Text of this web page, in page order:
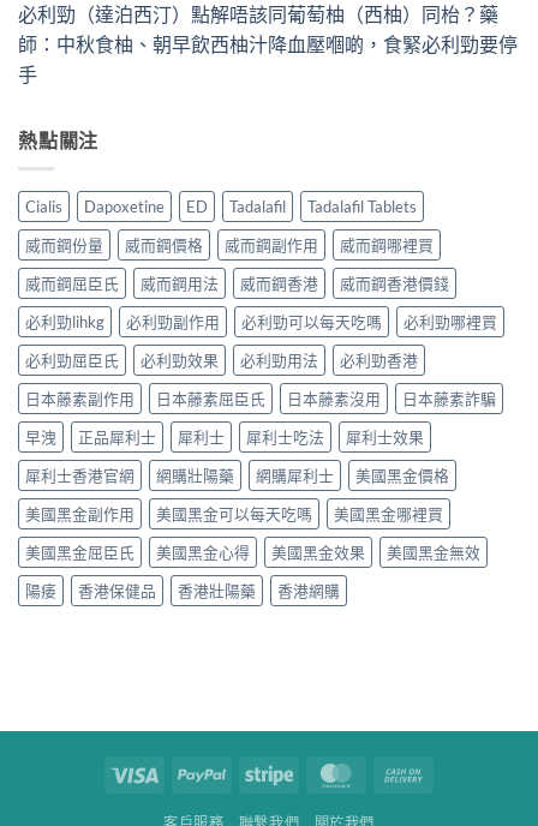
必利勁（達泊西汀）點解唔該同葡萄柚（西柚）同枱？藥
師：中秋食柚、朝早飲西柚汁降血壓嗰啲，食緊必利勁要停
手
熱點關注
Cialis Dapoxetine ED Tadalafil
Tadalafil Tablets
威而鋼份量
威而鋼價格 威而鋼副作用
威而鋼哪裡買
威而鋼屈臣氏
威而鋼用法 威而鋼香港
威而鋼香港價錢
必利勁lihkg
必利勁副作用 必利勁可以每天吃嗎
必利勁哪裡買
必利勁屈臣氏
必利勁效果 必利勁用法
必利勁香港
日本藤素副作用
日本藤素屈臣氏 日本藤素沒用
日本藤素詐騙
早洩
正品犀利士 犀利士 犀利士吃法
犀利士效果
犀利士香港官網
網購壯陽藥 網購犀利士
美國黑金價格
美國黑金副作用
美國黑金可以每天吃嗎
美國黑金哪裡買
美國黑金屈臣氏
美國黑金心得 美國黑金效果
美國黑金無效
陽痿
香港保健品 香港壯陽藥 香港網購
Visa PayPal Stripe MasterCard